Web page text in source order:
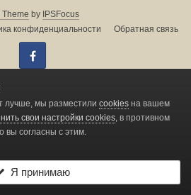
Theme by IPSFocus
конфиденциальности Обратная связь
форума:
by Invision Community
privacy settings
лучше, мы разместили cookies на вашем
свои настройки cookies, в противном
вы согласны с этим.
Я принимаю